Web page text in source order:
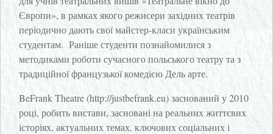
Європи», в рамках якого режисери західних театрів
періодично дають свої майстер-класи українським
студентам. Раніше студенти познайомилися з
методиками роботи сучасного польського театру та з
традиційної французької комедією Дель арте.
BeFrank Theatre (http://justbefrank.eu) заснований у 2010
році, робить вистави, засновані на реальних життєвих
історіях, актуальних темах, ключових соціальних і